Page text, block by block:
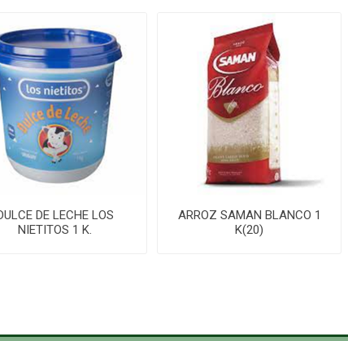
DE LECHE LOS
NIETITOS 1 K.
ARROZ SAMAN BLANCO 1
K(20)